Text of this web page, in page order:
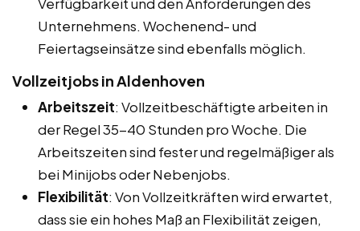
Unternehmens. Wochenend- und
Feiertagseinsätze sind ebenfalls möglich.
Vollzeitjobs in Aldenhoven
Arbeitszeit: Vollzeitbeschäftigte arbeiten in
der Regel 35-40 Stunden pro Woche. Die
Arbeitszeiten sind fester und regelmäßiger als
bei Minijobs oder Nebenjobs.
Flexibilität: Von Vollzeitkräften wird erwartet,
dass sie ein hohes Maß an Flexibilität zeigen,